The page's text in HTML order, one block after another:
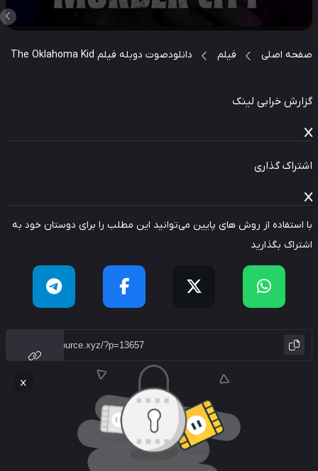
اصلی فیلم دانلودصوت دوبله فیلم The Oklahoma Kid
خرابی لینک
گذاری
استفاده از روش های پایین می‌توانید این مطلب را برای دوستان خود به
بگذارید